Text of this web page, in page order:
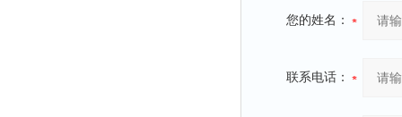
您的姓名：
联系电话：